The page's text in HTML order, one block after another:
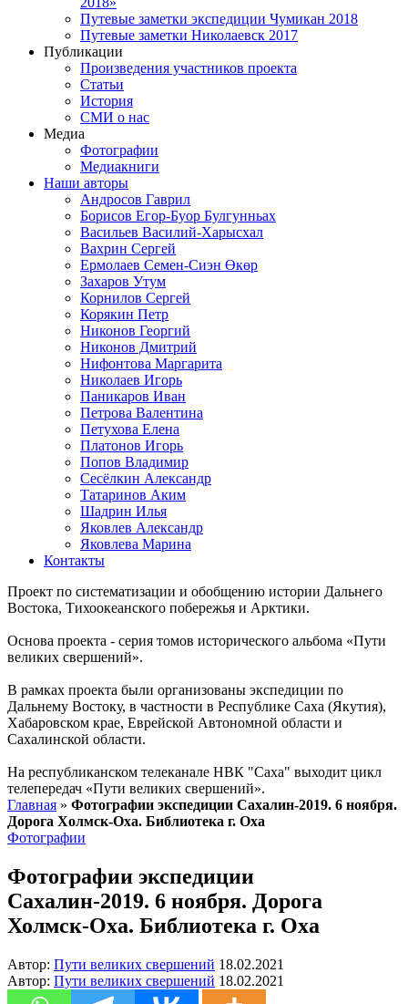
Путевые заметки экспедиции Чумикан 2018
Путевые заметки Николаевск 2017
Публикации
Произведения участников проекта
Статьи
История
СМИ о нас
Медиа
Фотографии
Медиакниги
Наши авторы
Андросов Гаврил
Борисов Егор-Буор Булгунньах
Васильев Василий-Харысхал
Вахрин Сергей
Ермолаев Семен-Сиэн Өкөр
Захаров Утум
Корнилов Сергей
Корякин Петр
Никонов Георгий
Никонов Дмитрий
Нифонтова Маргарита
Николаев Игорь
Паникаров Иван
Петрова Валентина
Петухова Елена
Платонов Игорь
Попов Владимир
Сесёлкин Александр
Татаринов Аким
Шадрин Илья
Яковлев Александр
Яковлева Марина
Контакты
Проект по систематизации и обобщению истории Дальнего
Востока, Тихоокеанского побережья и Арктики.
Основа проекта - серия томов исторического альбома «Пути
великих свершений».
В рамках проекта были организованы экспедиции по
Дальнему Востоку, в частности в Республике Саха (Якутия),
Хабаровском крае, Еврейской Автономной области и
Сахалинской области.
На республиканском телеканале НВК "Саха" выходит цикл
телепередач «Пути великих свершений».
Главная » Фотографии экспедиции Сахалин-2019. 6 ноября.
Дорога Холмск-Оха. Библиотека г. Оха
Фотографии
Фотографии экспедиции
Сахалин-2019. 6 ноября. Дорога
Холмск-Оха. Библиотека г. Оха
Автор: Пути великих свершений 18.02.2021
Автор: Пути великих свершений 18.02.2021